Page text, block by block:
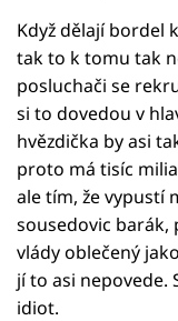
Když dělají bordel
tak to k tomu tak
posluchači se
si to dovedou v
hvězdička by asi
proto má tisíc
ale tím, že vypustí
sousedovic barák,
vlády oblečený
jí to asi nepovede.
idiot.